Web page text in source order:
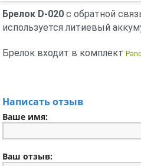
Брелок D-020 с обратной
используется литиевый
Брелок входит в комплект
Написать отзыв
Ваше имя:
Ваш отзыв: